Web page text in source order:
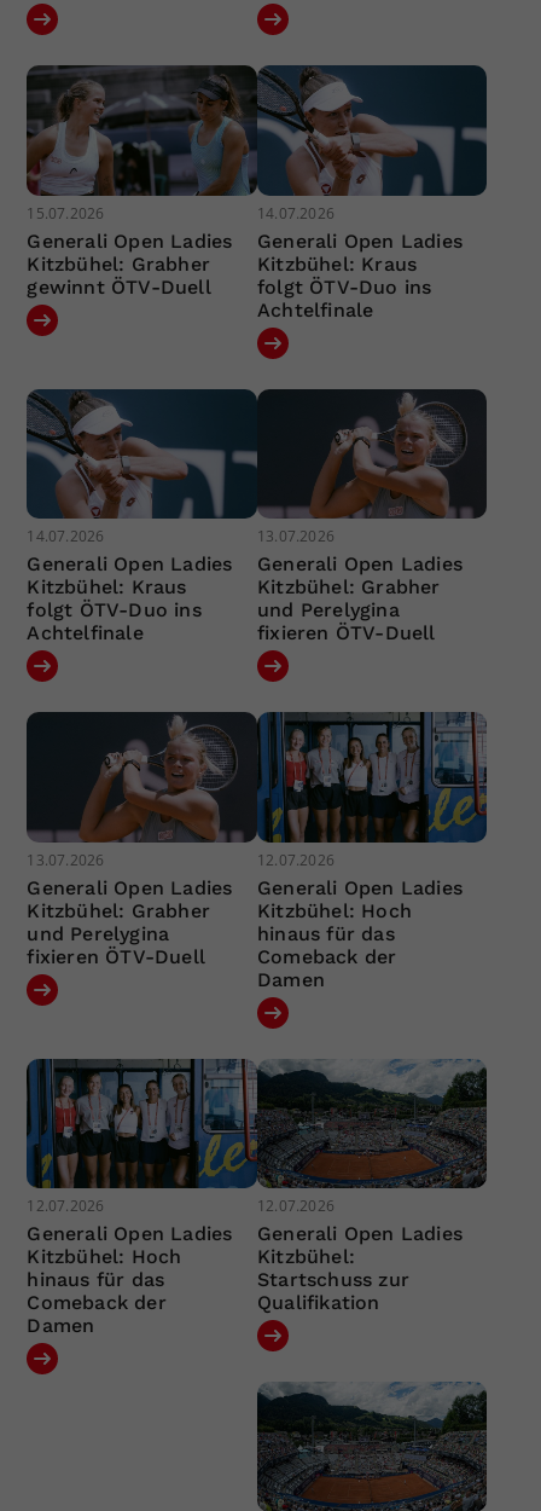
15.07.2026
Generali Open Ladies
Kitzbühel: Grabher
gewinnt ÖTV-Duell
14.07.2026
Generali Open Ladies
Kitzbühel: Kraus
folgt ÖTV-Duo ins
Achtelfinale
14.07.2026
Generali Open Ladies
Kitzbühel: Kraus
folgt ÖTV-Duo ins
Achtelfinale
13.07.2026
Generali Open Ladies
Kitzbühel: Grabher
und Perelygina
fixieren ÖTV-Duell
13.07.2026
Generali Open Ladies
Kitzbühel: Grabher
und Perelygina
fixieren ÖTV-Duell
12.07.2026
Generali Open Ladies
Kitzbühel: Hoch
hinaus für das
Comeback der
Damen
12.07.2026
Generali Open Ladies
Kitzbühel: Hoch
hinaus für das
Comeback der
Damen
12.07.2026
Generali Open Ladies
Kitzbühel:
Startschuss zur
Qualifikation